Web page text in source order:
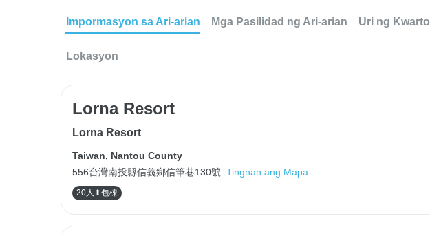
Impormasyon sa Ari-arian Mga Pasilidad ng Ari-arian Uri ng Kwarto
Lokasyon
Lorna Resort
Lorna Resort
Taiwan, Nantou County
556台灣南投縣信義鄉信筆巷130號 Tingnan ang Mapa
20人⬆包棟